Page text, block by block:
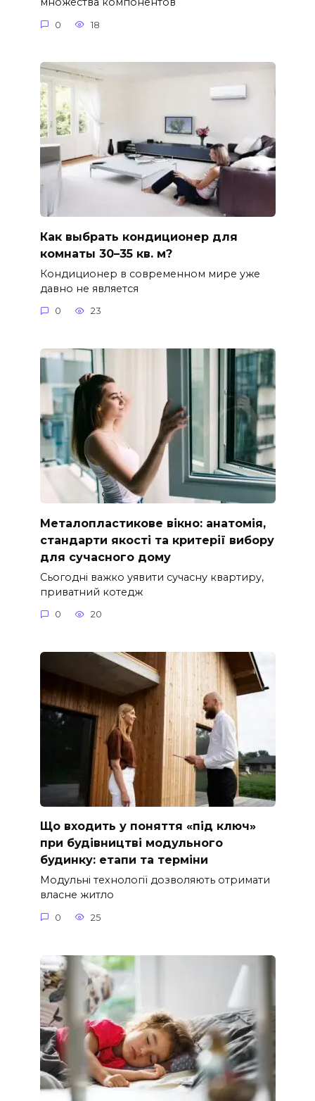
0 18
Как выбрать кондиционер для
комнаты 30–35 кв. м?
Кондиционер в современном мире уже
давно не является
0 23
Металопластикове вікно: анатомія,
стандарти якості та критерії вибору
для сучасного дому
Сьогодні важко уявити сучасну квартиру,
приватний котедж
0 20
Що входить у поняття «під ключ»
при будівництві модульного
будинку: етапи та терміни
Модульні технології дозволяють отримати
власне житло
0 25